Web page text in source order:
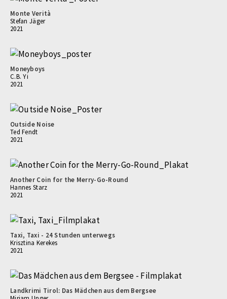
Monte Verità
Stefan Jäger
2021
Moneyboys
C.B. Yi
2021
Outside Noise
Ted Fendt
2021
Another Coin for the Merry-Go-Round
Hannes Starz
2021
Taxi, Taxi - 24 Stunden unterwegs
Krisztina Kerekes
2021
Landkrimi Tirol: Das Mädchen aus dem Bergsee